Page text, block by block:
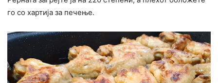
го со хартија за печење.